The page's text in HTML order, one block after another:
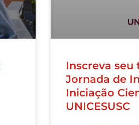
Inscreva seu
Jornada de
Iniciação
UNICESUSC